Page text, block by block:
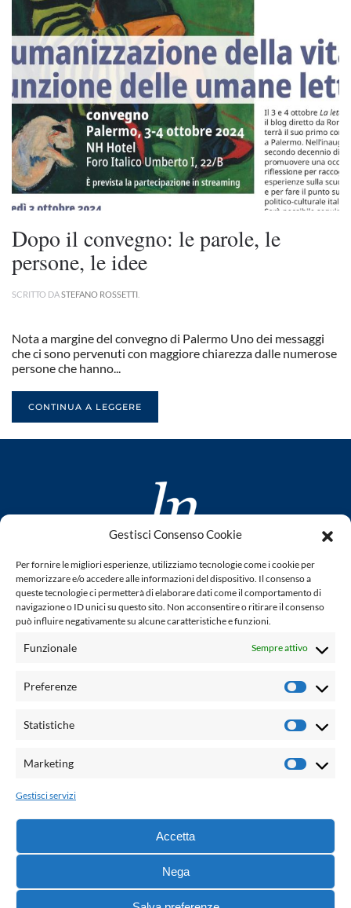
Gestisci Consenso Cookie
Per fornire le migliori esperienze, utilizziamo tecnologie come i cookie per
memorizzare e/o accedere alle informazioni del dispositivo. Il consenso a
queste tecnologie ci permetterà di elaborare dati come il comportamento di
navigazione o ID unici su questo sito. Non acconsentire o ritirare il consenso
può influire negativamente su alcune caratteristiche e funzioni.
Funzionale Sempre attivo
Preferenze
Statistiche
Marketing
Gestisci servizi
Accetta
Nega
Dopo il convegno: le parole, le
persone, le idee
SCRITTO DASTEFANO ROSSETTI
Nota a margine del convegno di Palermo Uno dei messaggi
che ci sono pervenuti con maggiore chiarezza dalle numerose
persone che hanno...
CONTINUA A LEGGERE
www.laletteraturaenoi.it
fondato da Romano Luperini
Questo blog non rappresenta una testata giornalistica in
quanto viene aggiornato senza alcuna periodicità. Non può
legge n° 62 del 7.03.2001. L'autore non è responsabile per
email:
Grafica e web:Salvatore Leto
© 2021 - G.B. Palumbo & C. Editore S.p.A. - Tutti i diritti